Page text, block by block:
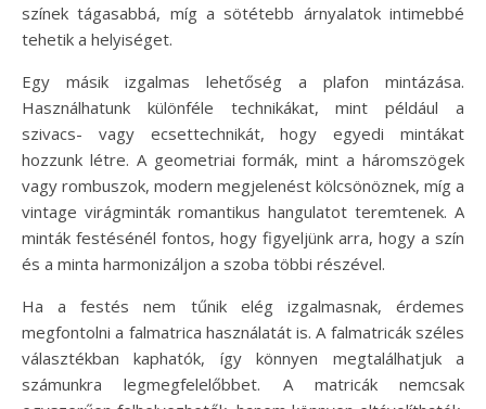
színek tágasabbá, míg a sötétebb árnyalatok intimebbé
tehetik a helyiséget.
Egy másik izgalmas lehetőség a plafon mintázása.
Használhatunk különféle technikákat, mint például a
szivacs- vagy ecsettechnikát, hogy egyedi mintákat
hozzunk létre. A geometriai formák, mint a háromszögek
vagy rombuszok, modern megjelenést kölcsönöznek, míg a
vintage virágminták romantikus hangulatot teremtenek. A
minták festésénél fontos, hogy figyeljünk arra, hogy a szín
és a minta harmonizáljon a szoba többi részével.
Ha a festés nem tűnik elég izgalmasnak, érdemes
megfontolni a falmatrica használatát is. A falmatricák széles
választékban kaphatók, így könnyen megtalálhatjuk a
számunkra legmegfelelőbbet. A matricák nemcsak